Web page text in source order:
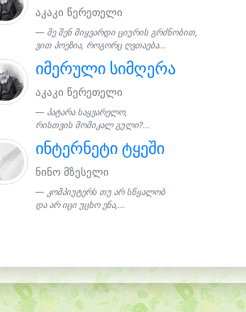
აკაკი წერეთელი
მე შენ მიყვარდი ციურის გრძნობით,
ვით პოეზია, როგორც ღვთაება...
იმერული სიმღერა
აკაკი წერეთელი
პატარა საყვარელო,
რისთვის მომიკალ გული?...
ინტერნეტი ტყეში
ნინო მზესელი
კომპიუტერს თუ არ სწყალობ
და არ იცი უცხო ენა,...